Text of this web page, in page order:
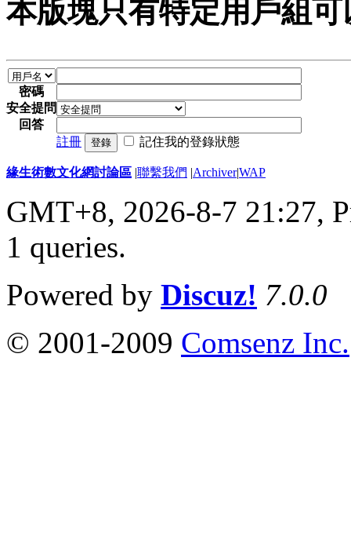
本版塊只有特定用戶組
密碼
安全提問
回答
註冊
登錄 記住我的登錄狀態
緣生術數文化網討論區 |聯繫我們 |Archiver|WAP
GMT+8, 2026-8-7 21:27,
1 queries.
Powered by Discuz! 7.0.0
© 2001-2009 Comsenz Inc.